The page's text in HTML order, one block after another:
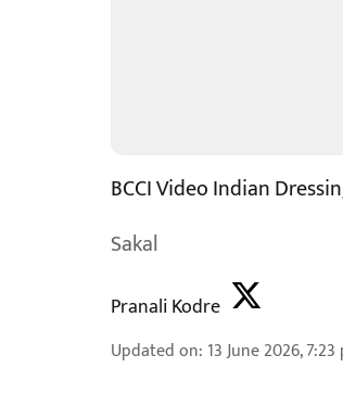
BCCI Video Indian
Sakal
Pranali Kodre
Updated on: 13 June 2026, 7:23